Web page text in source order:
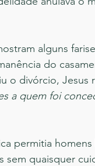
alguns
do
o divórcio, Jesus
a quem foi
permitia
quaisquer